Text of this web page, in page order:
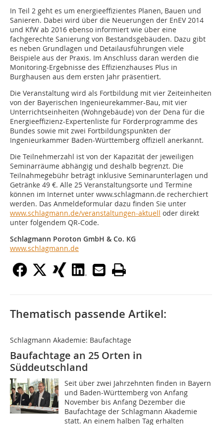
In Teil 2 geht es um energieeffizientes Planen, Bauen und
Sanieren. Dabei wird über die Neuerungen der EnEV 2014
und KfW ab 2016 ebenso informiert wie über eine
fachgerechte Sanierung von Bestandsgebäuden. Dazu gibt
es neben Grundlagen und Detailausführungen viele
Beispiele aus der Praxis. Im Anschluss daran werden die
Monitoring-Ergebnisse des Effizienzhauses Plus in
Burghausen aus dem ersten Jahr präsentiert.
Die Veranstaltung wird als Fortbildung mit vier Zeiteinheiten
von der Bayerischen Ingenieurekammer-Bau, mit vier
Unterrichtseinheiten (Wohngebäude) von der Dena für die
Energieeffizienz-Expertenliste für Förderprogramme des
Bundes sowie mit zwei Fortbildungspunkten der
Ingenieurkammer Baden-Württemberg offiziell anerkannt.
Die Teilnehmerzahl ist von der Kapazität der jeweiligen
Seminarräume abhängig und deshalb begrenzt. Die
Teilnahmegebühr beträgt inklusive Seminarunterlagen und
Getränke 49 €. Alle 25 Veranstaltungsorte und Termine
können im Internet unter www.schlagmann.de recherchiert
werden. Das Anmeldeformular dazu finden Sie unter
www.schlagmann.de/veranstaltungen-aktuell oder direkt
unter folgendem QR-Code.
Schlagmann Poroton GmbH & Co. KG
www.schlagmann.de
Thematisch passende Artikel:
Schlagmann Akademie: Baufachtage
Baufachtage an 25 Orten in
Süddeutschland
Seit über zwei Jahrzehnten finden in Bayern
und Baden-Württemberg von Anfang
November bis Anfang Dezember die
Baufachtage der Schlagmann Akademie
statt. An einem halben Tag erhalten